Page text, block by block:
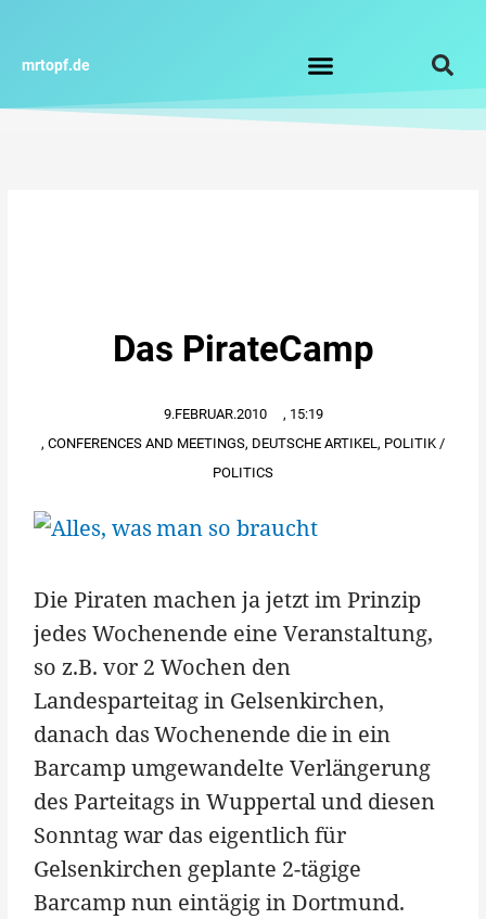
springen
mrtopf.de
Das PirateCamp
9.FEBRUAR.2010 , 15:19
, CONFERENCES AND MEETINGS, DEUTSCHE ARTIKEL, POLITIK /
POLITICS
Die Piraten machen ja jetzt im Prinzip
jedes Wochenende eine Veranstaltung,
so z.B. vor 2 Wochen den
Landesparteitag in Gelsenkirchen,
danach das Wochenende die in ein
Barcamp umgewandelte Verlängerung
des Parteitags in Wuppertal und diesen
Sonntag war das eigentlich für
Gelsenkirchen geplante 2-tägige
Barcamp nun eintägig in Dortmund.